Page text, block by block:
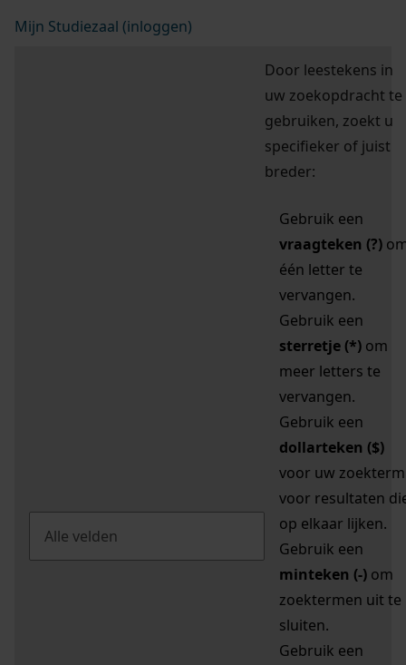
Mijn Studiezaal (inloggen)
Door leestekens in
uw zoekopdracht te
gebruiken, zoekt u
specifieker of juist
breder:
Gebruik een
vraagteken (?)
één letter te
vervangen.
Gebruik een
sterretje (*) om
meer letters te
vervangen.
Gebruik een
dollarteken ($)
voor uw zoekterm
voor resultaten
op elkaar lijken.
Gebruik een
minteken (-) om
zoektermen uit te
sluiten.
Gebruik een